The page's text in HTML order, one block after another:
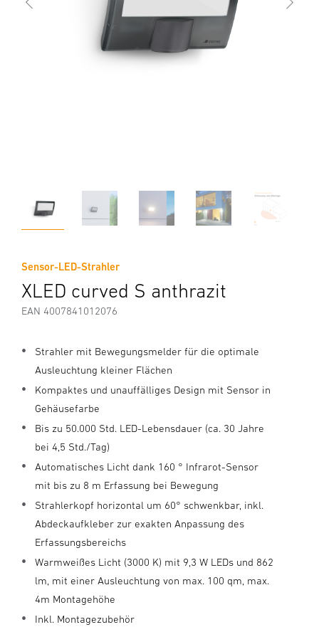
Sensor-LED-Strahler
XLED curved S anthrazit
EAN 4007841012076
Strahler mit Bewegungsmelder für die optimale
Ausleuchtung kleiner Flächen
Kompaktes und unauffälliges Design mit Sensor in
Gehäusefarbe
Bis zu 50.000 Std. LED-Lebensdauer (ca. 30 Jahre
bei 4,5 Std./Tag)
Automatisches Licht dank 160 ° Infrarot-Sensor
mit bis zu 8 m Erfassung bei Bewegung
Strahlerkopf horizontal um 60° schwenkbar, inkl.
Abdeckaufkleber zur exakten Anpassung des
Erfassungsbereichs
Warmweißes Licht (3000 K) mit 9,3 W LEDs und 862
lm, mit einer Ausleuchtung von max. 100 qm, max.
4m Montagehöhe
Inkl. Montagezubehör